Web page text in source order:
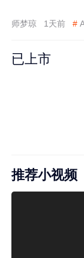
师梦琼 1天前 #
已上市
推荐小视频